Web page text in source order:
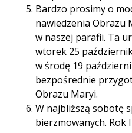
Bardzo prosimy o
nawiedzenia Obrazu
w naszej parafii. Ta
wtorek 25
w środę 19
bezpośrednie
Obrazu Maryi.
W najbliższą sobotę
bierzmowanych. Rok